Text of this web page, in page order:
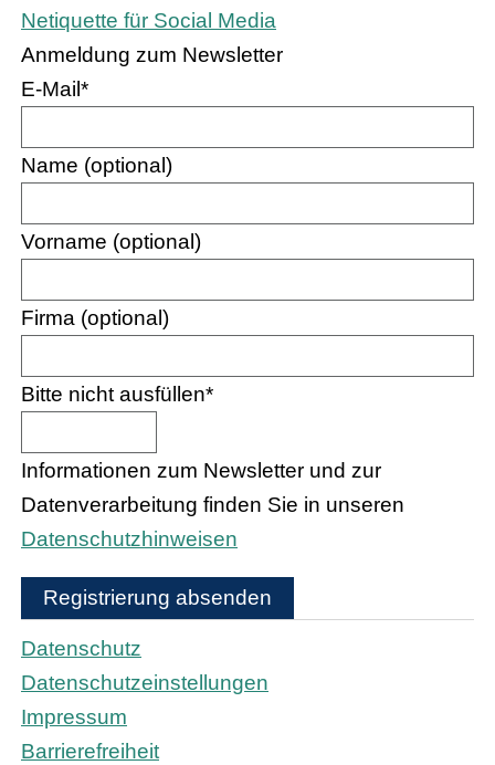
Netiquette für Social Media
Anmeldung zum Newsletter
E-Mail *
Name (optional)
Vorname (optional)
Firma (optional)
Bitte nicht ausfüllen*
Informationen zum Newsletter und zur
Datenverarbeitung finden Sie in unseren
Datenschutzhinweisen
Registrierung absenden
Datenschutz
Datenschutzeinstellungen
Impressum
Barrierefreiheit